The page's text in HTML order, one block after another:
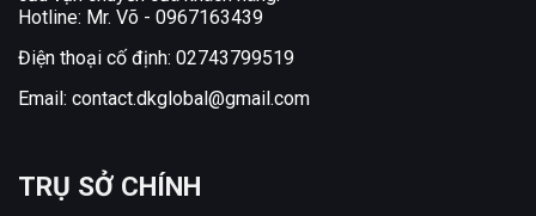
Hotline: Mr. Võ - 0967163439
Điện thoại cố định: 02743799519
Email: contact.dkglobal@gmail.com
TRỤ SỞ CHÍNH